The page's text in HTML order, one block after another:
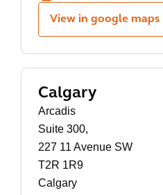
View in google maps
Calgary
Arcadis
Suite 300,
227 11 Avenue SW
T2R 1R9
Calgary